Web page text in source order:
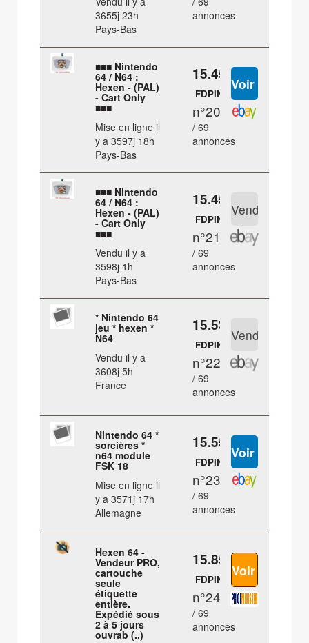
3655j 23h
Pays-Bas
annonces
■■■ Nintendo
64 / N64 :
Hexen - (PAL)
- Cart Only
■■■
Mise en ligne il
y a 3597j 18h
Pays-Bas
15.45 €
FDPIN
n°20
/ 69
annonces
■■■ Nintendo
64 / N64 :
Hexen - (PAL)
- Cart Only
■■■
Vendu il y a
3598j 1h
Pays-Bas
15.45 €
FDPIN
n°21
/ 69
annonces
* Nintendo 64
jeu * hexen *
N64
Vendu il y a
3608j 5h
France
15.53 €
FDPIN
n°22
/ 69
annonces
Nintendo 64 *
sorcières *
n64 module
FSK 18
Mise en ligne il
y a 3571j 17h
Allemagne
15.55 €
FDPIN
n°23
/ 69
annonces
Hexen 64 -
Vendeur PRO,
cartouche
seule
étiquette
entière.
Expédié sous
2 à 5 jours
ouvrab (..)
15.85 €
FDPIN
n°24
/ 69
annonces